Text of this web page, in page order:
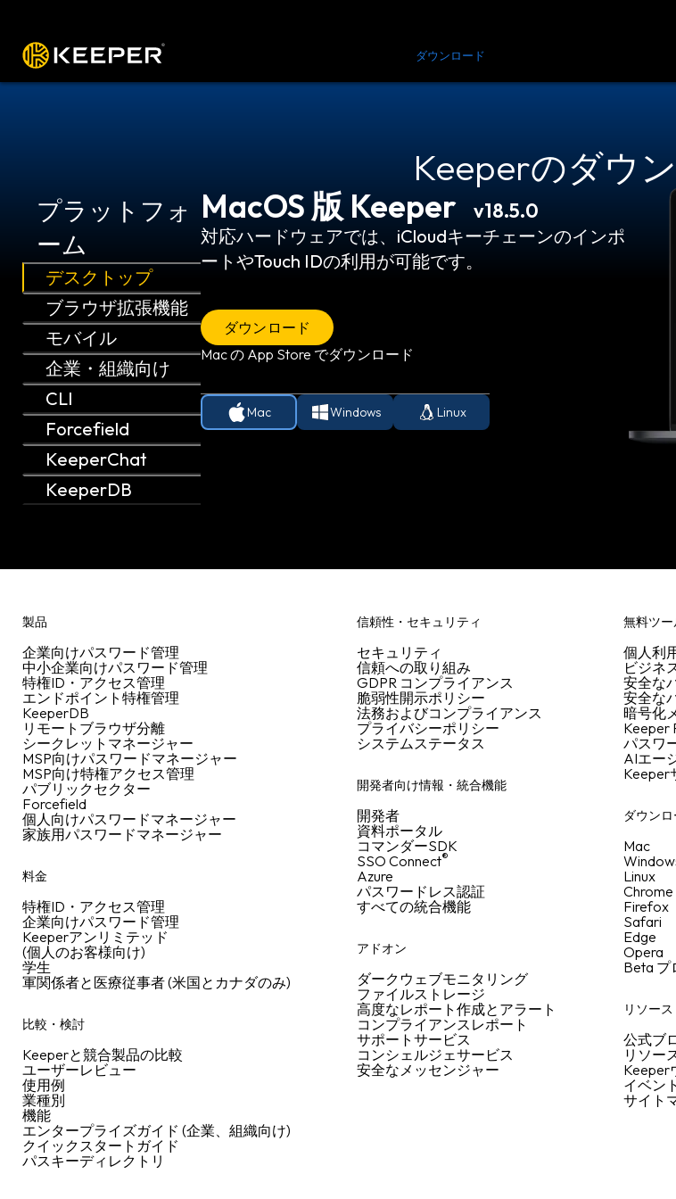
ダウンロード
Keeperのダウ
プラットフォ
ーム
デスクトップ
ブラウザ拡張機能
モバイル
企業・組織向け
CLI
Forcefield
KeeperChat
KeeperDB
MacOS 版 Keeper v18.5.0
対応ハードウェアでは、iCloudキーチェーンのインポ
ートやTouch IDの利用が可能です。
ダウンロード
Mac の App Store でダウンロード
Mac Windows Linux
製品
企業向けパスワード管理
中小企業向けパスワード管理
特権ID・アクセス管理
エンドポイント特権管理
KeeperDB
リモートブラウザ分離
シークレットマネージャー
MSP向けパスワードマネージャー
MSP向け特権アクセス管理
パブリックセクター
Forcefield
個人向けパスワードマネージャー
家族用パスワードマネージャー
料金
特権ID・アクセス管理
企業向けパスワード管理
Keeperアンリミテッド
(個人のお客様向け)
学生
軍関係者と医療従事者 (米国とカナダのみ)
比較・検討
Keeperと競合製品の比較
ユーザーレビュー
使用例
業種別
機能
エンタープライズガイド (企業、組織向け)
クイックスタートガイド
パスキーディレクトリ
信頼性・セキュリティ
セキュリティ
信頼への取り組み
GDPR コンプライアンス
脆弱性開示ポリシー
法務およびコンプライアンス
プライバシーポリシー
システムステータス
開発者向け情報・統合機能
開発者
資料ポータル
コマンダーSDK
SSO Connect®
Azure
パスワードレス認証
すべての統合機能
アドオン
ダークウェブモニタリング
ファイルストレージ
高度なレポート作成とアラート
コンプライアンスレポート
サポートサービス
コンシェルジェサービス
安全なメッセンジャー
無料ツー
個人利
ビジネ
安全な
安全な
暗号化
Keeper
パスワ
AIエー
Keeper
ダウンロ
Mac
Linux
Chrome
Firefox
Safari
Edge
Opera
Beta プ
リソース
公式ブ
リソー
Keeper
イベント
サイト